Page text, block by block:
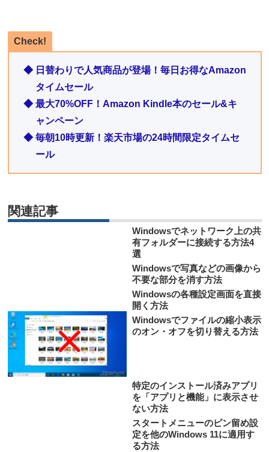
Check!
◆ 日替わりで人気商品が登場！毎日お得なAmazon
タイムセール
◆ 最大70%OFF！Amazon Kindle本のセール&キ
ャンペーン
◆ 毎朝10時更新！楽天市場の24時間限定タイムセ
ール
関連記事
Windowsでネットワーク上の共
有フォルダーに接続する方法4
選
Windowsで写真などの画像から
不要な部分を消す方法
Windowsの各種設定画面を直接
開く方法
Windowsでファイルの縮小表示
のオン・オフを切り替える方法
特定のインストール済みアプリ
を「アプリと機能」に表示させ
ない方法
スタートメニューのピン留め設
定を他のWindows 11に適用す
る方法